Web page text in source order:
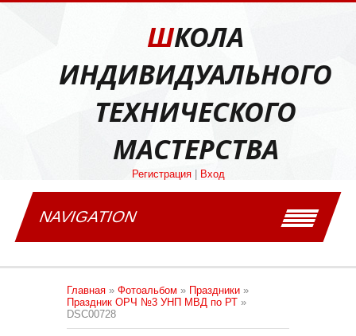
ШКОЛА
ИНДИВИДУАЛЬНОГО
ТЕХНИЧЕСКОГО
МАСТЕРСТВА
Регистрация| Вход
NAVIGATION
Главная » Фотоальбом » Праздники »
Праздник ОРЧ №3 УНП МВД по РТ »
DSC00728